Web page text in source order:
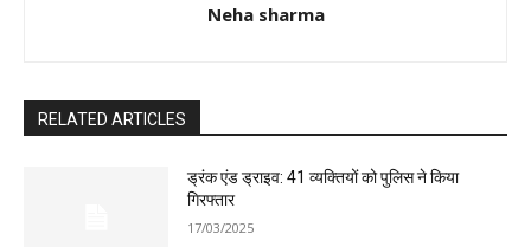
Neha sharma
RELATED ARTICLES
ड्रंक एंड ड्राइव: 41 व्यक्तियों को पुलिस ने किया
गिरफ्तार
17/03/2025